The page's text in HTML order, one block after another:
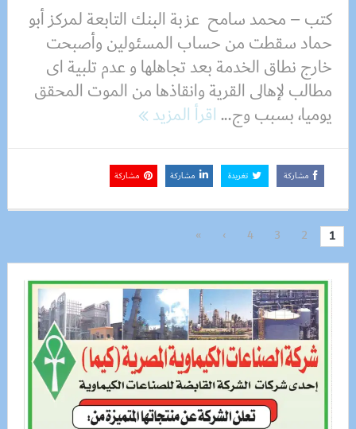
كتب – محمد سامح عزبة البنك التابعة لمركز أبو
حماد سقطت من حساب المسئولين وأصبحت
خارج نطاق الخدمة بعد تجاهلها و عدم تلبية اى
مطالب لإهالى القرية وانقاذها من الموت المحقق
يوميا، بسبب وج...اقرأ المزيد
مشاركة تغريدة مشاركة مشاركة
1
2
3
4
›
»